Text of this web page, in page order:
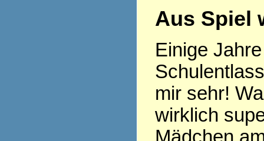
Aus Spiel
Einige
mir sehr!
wirklich
Mädchen